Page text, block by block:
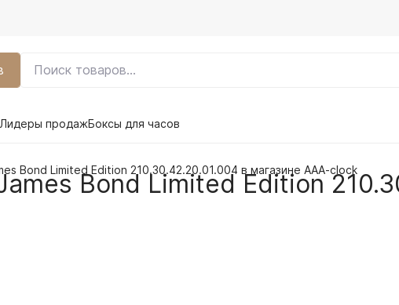
Лидеры продажБоксы для часов
Bond Limited Edition 210.30.42.20.01.004 в магазине AAA-clock
Bond Limited Edition